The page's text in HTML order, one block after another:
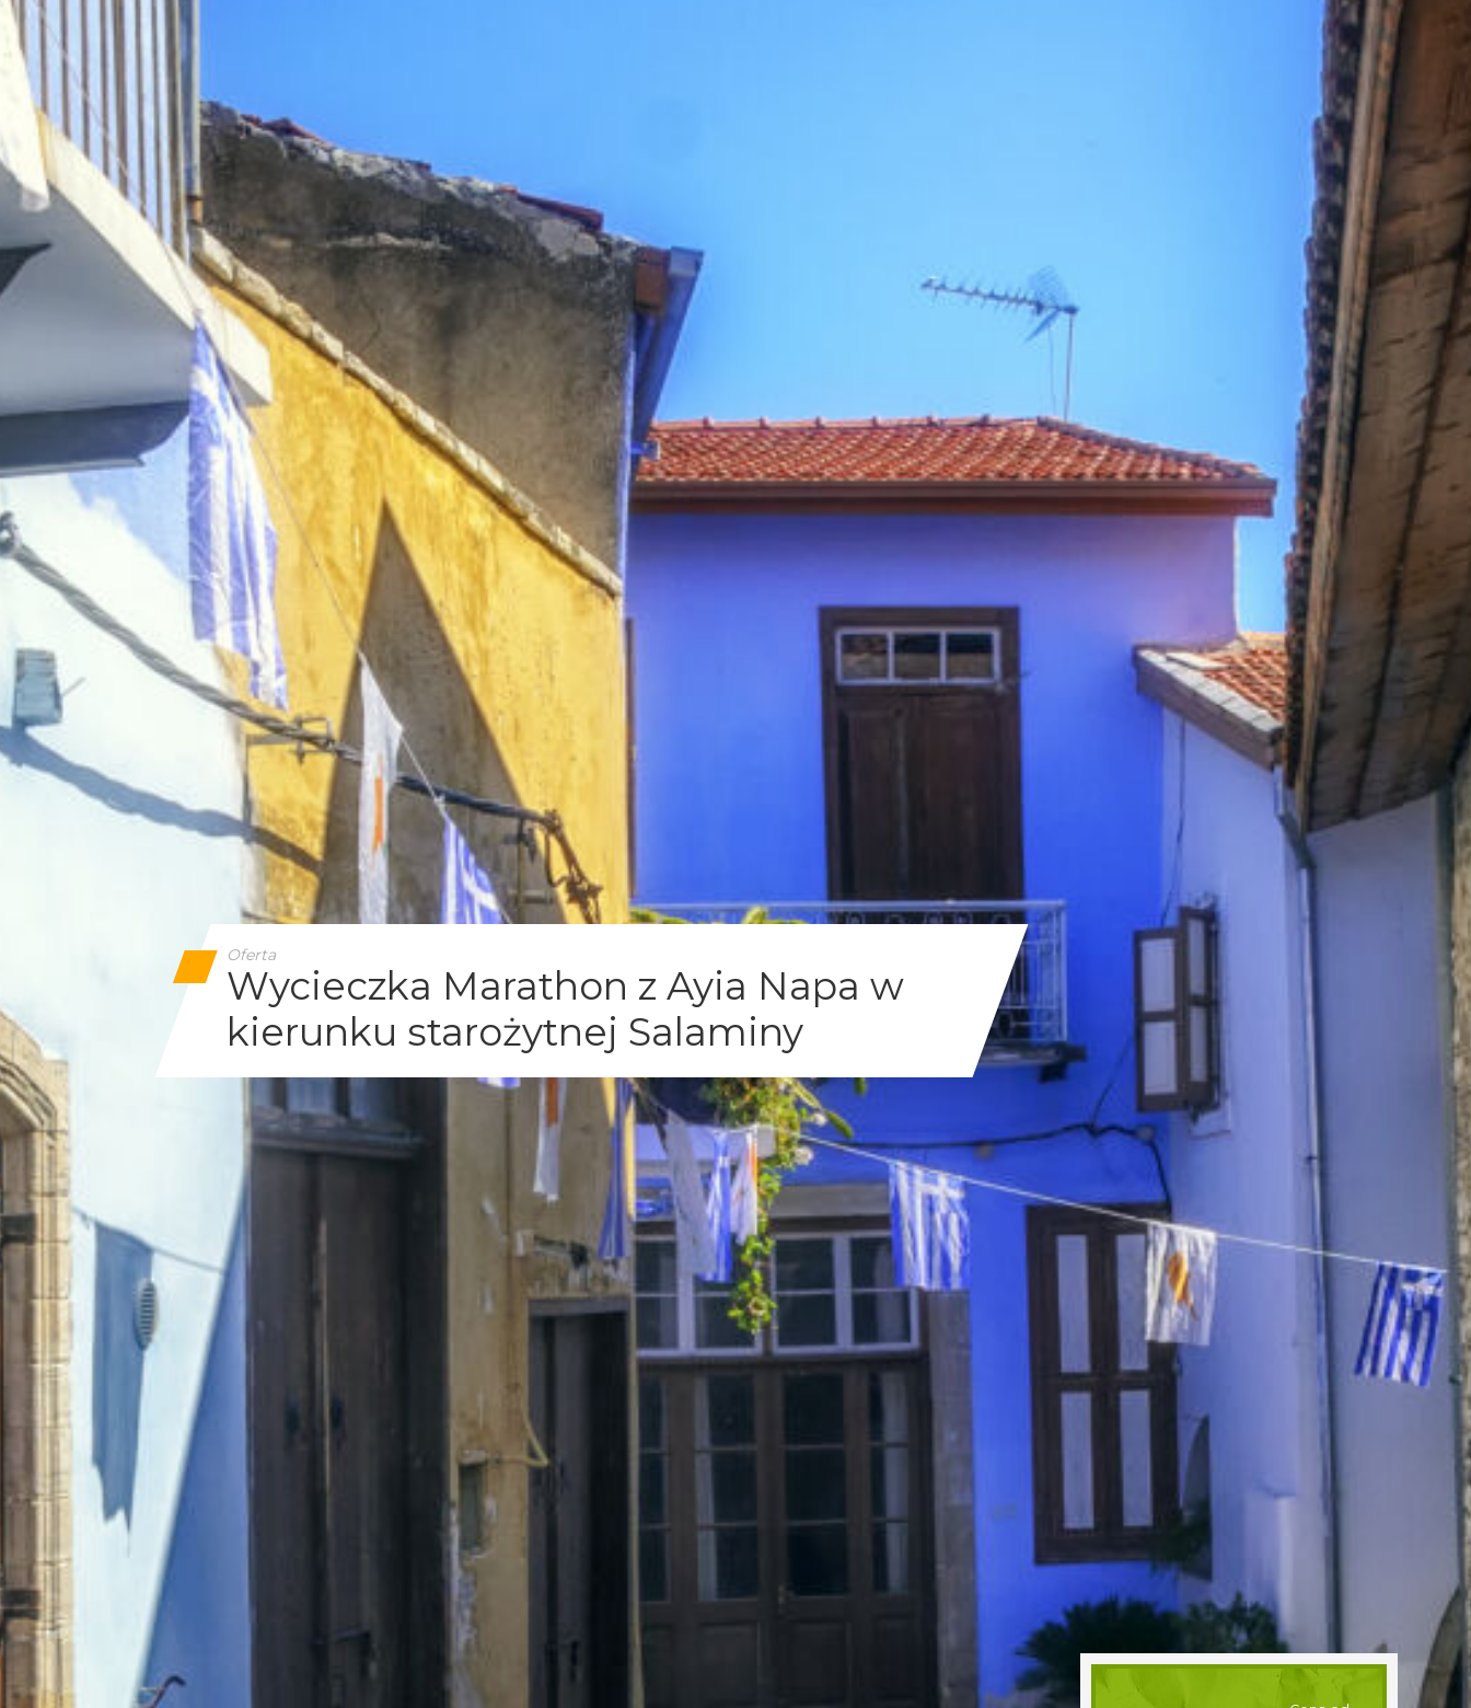
Oferta
Wycieczka Marathon z Ayia Napa w
kierunku starożytnej Salaminy